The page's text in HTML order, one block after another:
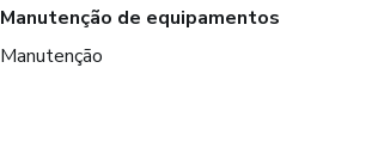
Manutenção de equipamentos
Manutenção